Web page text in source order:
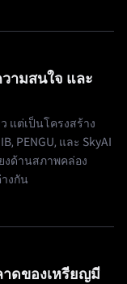
ามสนใจ และ
แต่เป็นโครงสร้าง
PENGU, และ SkyAI
งด้านสภาพคล่อง
งกัน
าดของเหรียญมี